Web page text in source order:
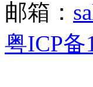
邮箱：
粤ICP备